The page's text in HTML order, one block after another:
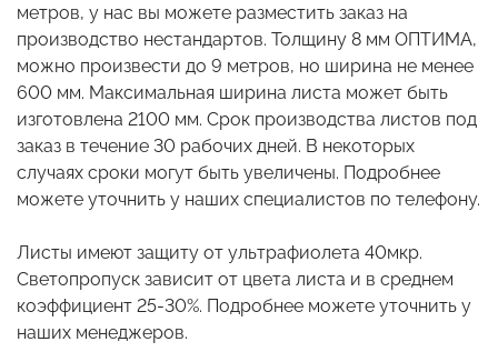
метров, у нас вы можете разместить заказ на
производство нестандартов. Толщину 8 мм ОПТИМА,
можно произвести до 9 метров, но ширина не менее
600 мм. Максимальная ширина листа может быть
изготовлена 2100 мм. Срок производства листов под
заказ в течение 30 рабочих дней. В некоторых
случаях сроки могут быть увеличены. Подробнее
можете уточнить у наших специалистов по телефону.
Листы имеют защиту от ультрафиолета 40мкр.
Светопропуск зависит от цвета листа и в среднем
коэффициент 25-30%. Подробнее можете уточнить у
наших менеджеров.